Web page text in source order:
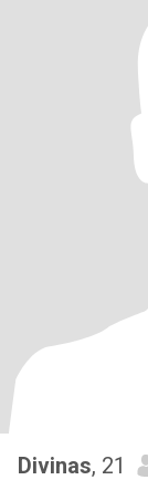
Divinas, 21